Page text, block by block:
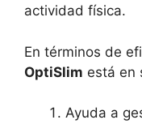
actividad física.
En términos de
OptiSlim está en
Ayuda a